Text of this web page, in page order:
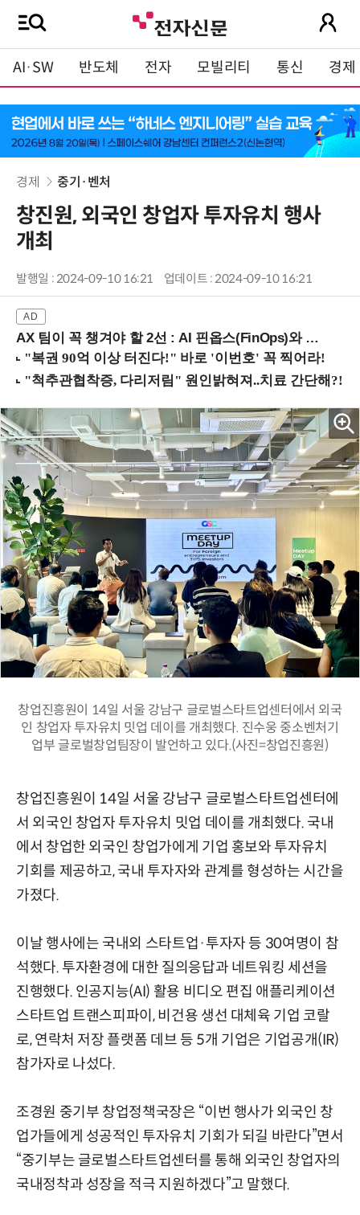
AI·SW 반도체 전자 모빌리티 통신 경제
경제 중기·벤처
창진원, 외국인 창업자 투자유치 행사
개최
발행일 : 2024-09-10 16:21 업데이트 : 2024-09-10 16:21
AX 팀이 꼭 챙겨야 할 2선 : AI 핀옵스(FinOps)와 토큰 거버넌스 (8/21 잠실역)
창업진흥원이 14일 서울 강남구 글로벌스타트업센터에서 외국
인 창업자 투자유치 밋업 데이를 개최했다. 진수웅 중소벤처기
업부 글로벌창업팀장이 발언하고 있다.(사진=창업진흥원)
창업진흥원이 14일 서울 강남구 글로벌스타트업센터에
서 외국인 창업자 투자유치 밋업 데이를 개최했다. 국내
에서 창업한 외국인 창업가에게 기업 홍보와 투자유치
기회를 제공하고, 국내 투자자와 관계를 형성하는 시간을
가졌다.
이날 행사에는 국내외 스타트업·투자자 등 30여명이 참
석했다. 투자환경에 대한 질의응답과 네트워킹 세션을
진행했다. 인공지능(AI) 활용 비디오 편집 애플리케이션
스타트업 트랜스피파이, 비건용 생선 대체육 기업 코랄
로, 연락처 저장 플랫폼 데브 등 5개 기업은 기업공개(IR)
참가자로 나섰다.
조경원 중기부 창업정책국장은 “이번 행사가 외국인 창
업가들에게 성공적인 투자유치 기회가 되길 바란다”면서
“중기부는 글로벌스타트업센터를 통해 외국인 창업자의
국내정착과 성장을 적극 지원하겠다”고 말했다.